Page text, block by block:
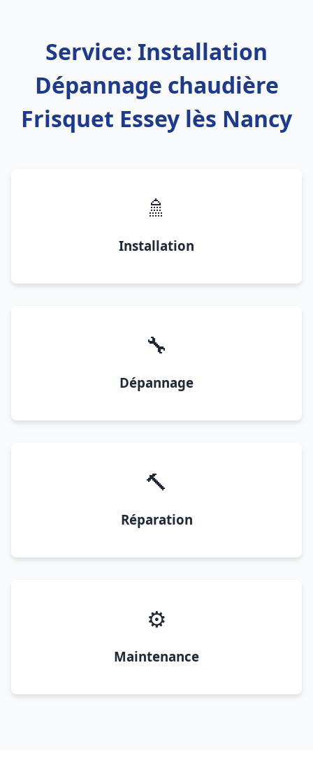
Service: Installation
Dépannage chaudière
Frisquet Essey lès Nancy
🚿
Installation
🔧
Dépannage
🔨
Réparation
⚙️
Maintenance